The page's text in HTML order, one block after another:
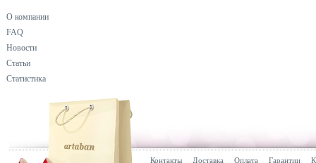
О компании
FAQ
Новости
Статьи
Статистика
Контакты Доставка Оплата Гарантии